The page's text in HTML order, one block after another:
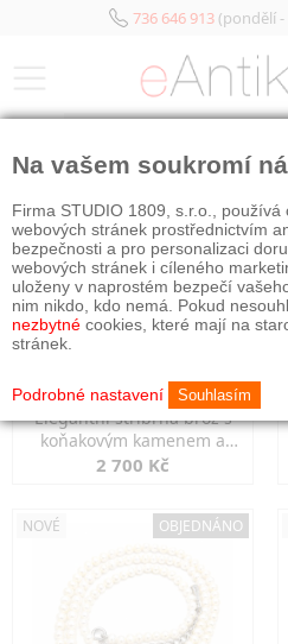
736 646 913(pondělí -
Elegantní stříbrná brož s
koňakovým kamenem a
markazity
2 700 Kč
NOVÉ OBJEDNÁNO
Na vašem soukromí
Firma STUDIO 1809, s.r.o., používá
webových stránek prostřednictvím
bezpečnosti a pro personalizaci
webových stránek i cíleného
uloženy v naprostém bezpečí
nim nikdo, kdo nemá. Pokud
nezbytné cookies, které mají na
stránek.
Podrobné nastavení Souhlasím